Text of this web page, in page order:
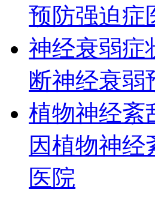
预防强迫症
神经衰弱症
断神经衰弱
植物神经紊
因植物神经
医院